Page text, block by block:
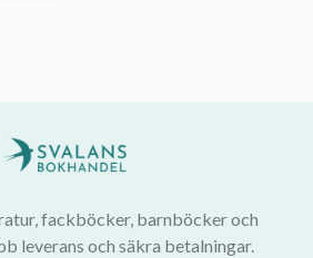
fackböcker, barnböcker och
leverans och säkra betalningar.